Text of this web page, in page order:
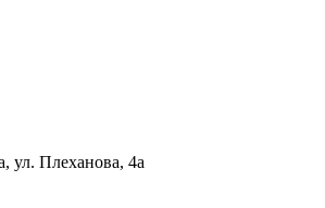
ул. Плеханова, 4а